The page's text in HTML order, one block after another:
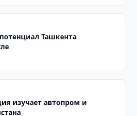
Ташкента
изучает автопром и